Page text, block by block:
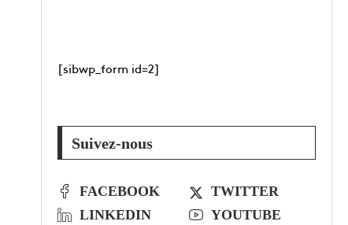
[sibwp_form id=2]
Suivez-nous
FACEBOOK
TWITTER
LINKEDIN
YOUTUBE